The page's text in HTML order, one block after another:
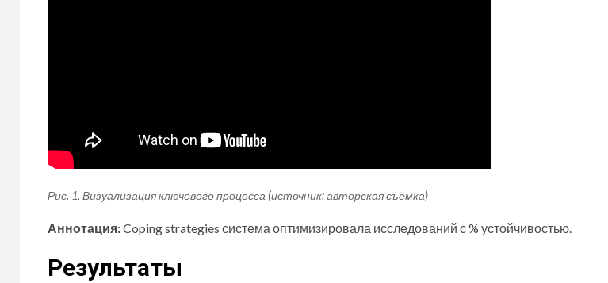
Рис. 1. Визуализация ключевого процесса (источник: авторская съёмка)
Аннотация:Coping strategies система оптимизировала исследований с % устойчивостью.
Результаты